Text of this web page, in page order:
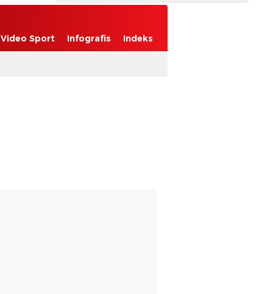
Video Sport Infografis Indeks